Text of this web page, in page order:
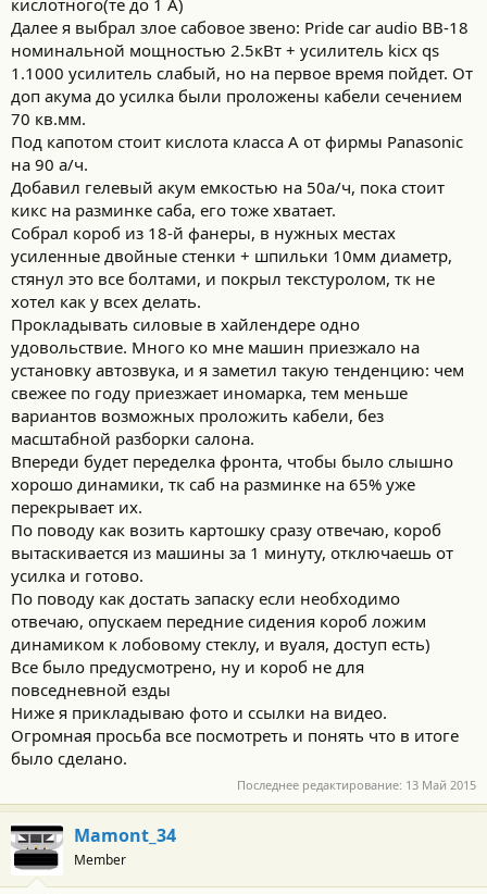
кислотного(те до 1 А)
Далее я выбрал злое сабовое звено: Pride car audio BB-18
номинальной мощностью 2.5кВт + усилитель kicx qs
1.1000 усилитель слабый, но на первое время пойдет. От
доп акума до усилка были проложены кабели сечением
70 кв.мм.
Под капотом стоит кислота класса А от фирмы Panasonic
на 90 а/ч.
Добавил гелевый акум емкостью на 50а/ч, пока стоит
кикс на разминке саба, его тоже хватает.
Собрал короб из 18-й фанеры, в нужных местах
усиленные двойные стенки + шпильки 10мм диаметр,
стянул это все болтами, и покрыл текстуролом, тк не
хотел как у всех делать.
Прокладывать силовые в хайлендере одно
удовольствие. Много ко мне машин приезжало на
установку автозвука, и я заметил такую тенденцию: чем
свежее по году приезжает иномарка, тем меньше
вариантов возможных проложить кабели, без
масштабной разборки салона.
Впереди будет переделка фронта, чтобы было слышно
хорошо динамики, тк саб на разминке на 65% уже
перекрывает их.
По поводу как возить картошку сразу отвечаю, короб
вытаскивается из машины за 1 минуту, отключаешь от
усилка и готово.
По поводу как достать запаску если необходимо
отвечаю, опускаем передние сидения короб ложим
динамиком к лобовому стеклу, и вуаля, доступ есть)
Все было предусмотрено, ну и короб не для
повседневной езды
Ниже я прикладываю фото и ссылки на видео.
Огромная просьба все посмотреть и понять что в итоге
было сделано.
Последнее редактирование: 13 Май 2015
Mamont_34
Member